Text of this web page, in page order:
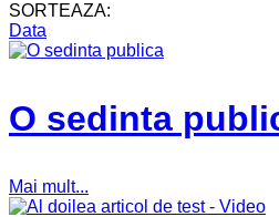
SORTEAZA:
Data
O sedinta
Mai mult...